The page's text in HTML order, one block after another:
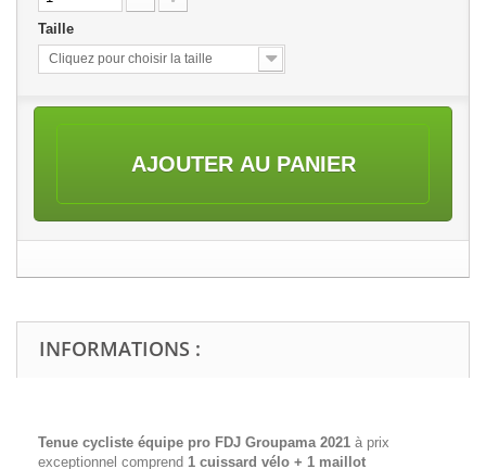
Taille
Cliquez pour choisir la taille
AJOUTER AU PANIER
INFORMATIONS :
Tenue cycliste équipe pro FDJ Groupama 2021 à prix
exceptionnel comprend 1 cuissard vélo + 1 maillot